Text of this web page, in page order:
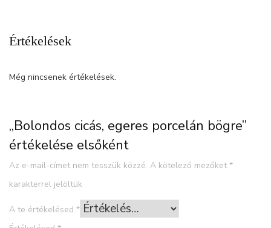
Értékelések
Még nincsenek értékelések.
„Bolondos cicás, egeres porcelán bögre”
értékelése elsőként
Az e-mail-címet nem tesszük közzé. A kötelező mezőket*
karakterrel jelöltük
A te értékelésed *